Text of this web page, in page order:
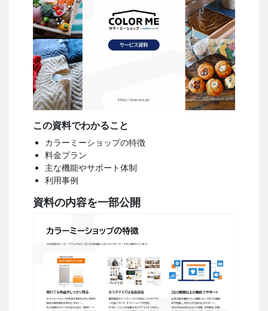
この資料でわかること
カラーミーショップの特徴
料金プラン
主な機能やサポート体制
利用事例
資料の内容を一部公開